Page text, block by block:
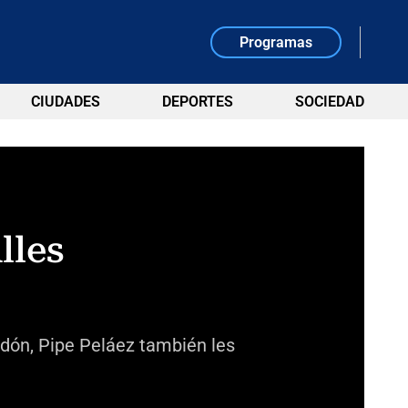
Programas
CIUDADES DEPORTES SOCIEDAD
Pipe Peláez también les